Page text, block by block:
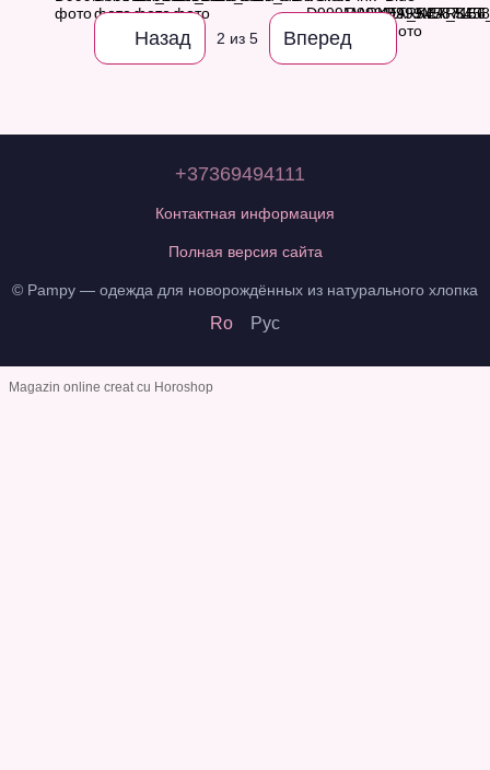
Назад 2 из 5 Вперед
+37369494111
Контактная информация
Полная версия сайта
© Pampy — одежда для новорождённых из натурального хлопка
Ro Рус
Magazin online creat cu Horoshop